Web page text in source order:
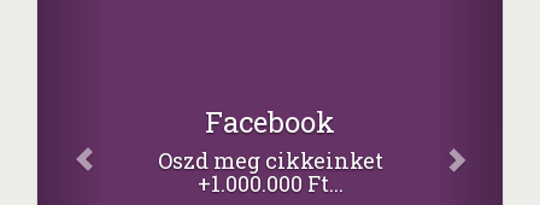
Facebook
Oszd meg cikkeinket
+1.000.000 Ft...